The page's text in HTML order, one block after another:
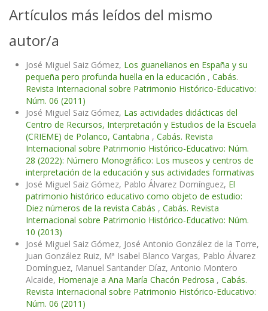
Artículos más leídos del mismo
autor/a
José Miguel Saiz Gómez, Los guanelianos en España y su
pequeña pero profunda huella en la educación , Cabás.
Revista Internacional sobre Patrimonio Histórico-Educativo:
Núm. 06 (2011)
José Miguel Saiz Gómez, Las actividades didácticas del
Centro de Recursos, Interpretación y Estudios de la Escuela
(CRIEME) de Polanco, Cantabria , Cabás. Revista
Internacional sobre Patrimonio Histórico-Educativo: Núm.
28 (2022): Número Monográfico: Los museos y centros de
interpretación de la educación y sus actividades formativas
José Miguel Saiz Gómez, Pablo Álvarez Domínguez, El
patrimonio histórico educativo como objeto de estudio:
Diez números de la revista Cabás , Cabás. Revista
Internacional sobre Patrimonio Histórico-Educativo: Núm.
10 (2013)
José Miguel Saiz Gómez, José Antonio González de la Torre,
Juan González Ruiz, Mª Isabel Blanco Vargas, Pablo Álvarez
Domínguez, Manuel Santander Díaz, Antonio Montero
Alcaide, Homenaje a Ana María Chacón Pedrosa , Cabás.
Revista Internacional sobre Patrimonio Histórico-Educativo:
Núm. 06 (2011)